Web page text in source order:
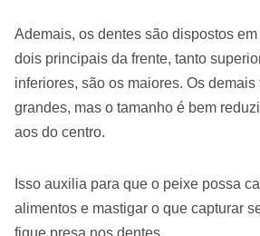
Ademais, os dentes são dispostos
dois principais da frente, tanto
inferiores, são os maiores. Os demais
grandes, mas o tamanho é bem
aos do centro.
Isso auxilia para que o peixe possa
alimentos e mastigar o que capturar
fique presa nos dentes.